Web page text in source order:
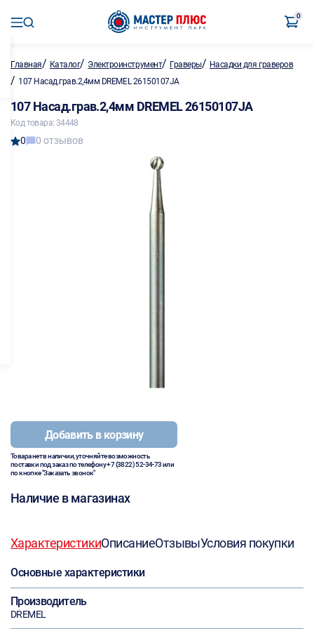
0
Главная/ Каталог/ Электроинструмент/ Граверы/ Насадки для граверов
/ 107 Насад.грав.2,4мм DREMEL 26150107JA
107 Насад.грав.2,4мм DREMEL 26150107JA
Код товара: 34448
0 0 отзывов
Добавить в корзину
Товара нет в наличии, уточняйте возможность
поставки под заказ по телефону+7 (3822) 52-34-73или
по кнопке "Заказать звонок"
Наличие в магазинах
ХарактеристикиОписаниеОтзывыУсловия покупки
Основные характеристики
Производитель
DREMEL